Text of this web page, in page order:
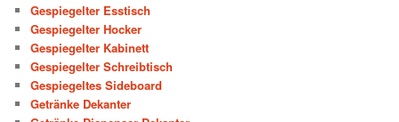
Gespiegelter Esstisch
Gespiegelter Hocker
Gespiegelter Kabinett
Gespiegelter Schreibtisch
Gespiegeltes Sideboard
Getränke Dekanter